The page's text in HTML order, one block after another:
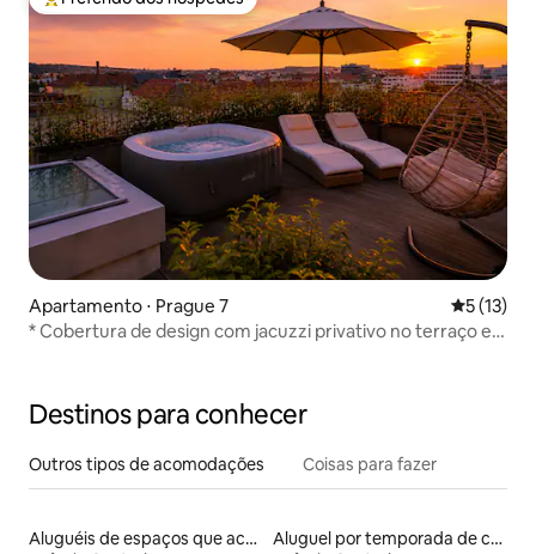
Entre os melhores preferidos dos hóspedes
Apartamento ⋅ Prague 7 5 de uma
5 (13)
* Cobertura de design com jacuzzi privativo no terraço e
Destinos para conhecer
Outros tipos de acomodações Coisas para fazer
Aluguéis de espaços que aceitam animais de estimação
Aluguel por temporada de casas-barco